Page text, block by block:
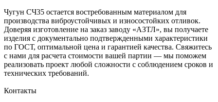
Чугун СЧ35 остается востребованным материалом для
производства виброустойчивых и износостойких отливок.
Доверяя изготовление на заказ заводу «АЗТЛ», вы получаете
изделия с документально подтвержденными характеристики
по ГОСТ, оптимальной цена и гарантией качества. Свяжитесь
с нами для расчета стоимости вашей партии — мы поможем
реализовать проект любой сложности с соблюдением сроков и
технических требований.
Контакты